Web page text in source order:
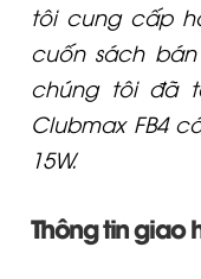
tôi cung cấp
cuốn sách
chúng tôi đã
Clubmax FB4
15W.
Thông tin giao